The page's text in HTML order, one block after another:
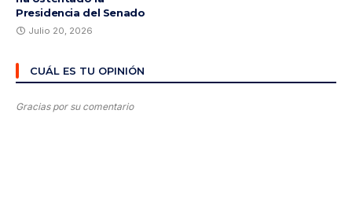
Presidencia del Senado
Julio 20, 2026
CUÁL ES TU OPINIÓN
Gracias por su comentario